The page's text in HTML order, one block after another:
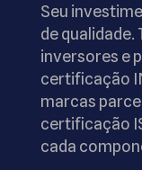
Seu
de
inversores e
certificação
marcas
certificação
cada